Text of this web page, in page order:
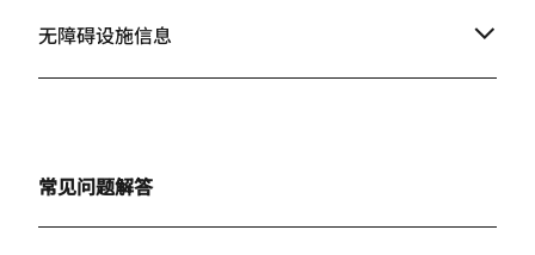
无障碍设施信息
常见问题解答